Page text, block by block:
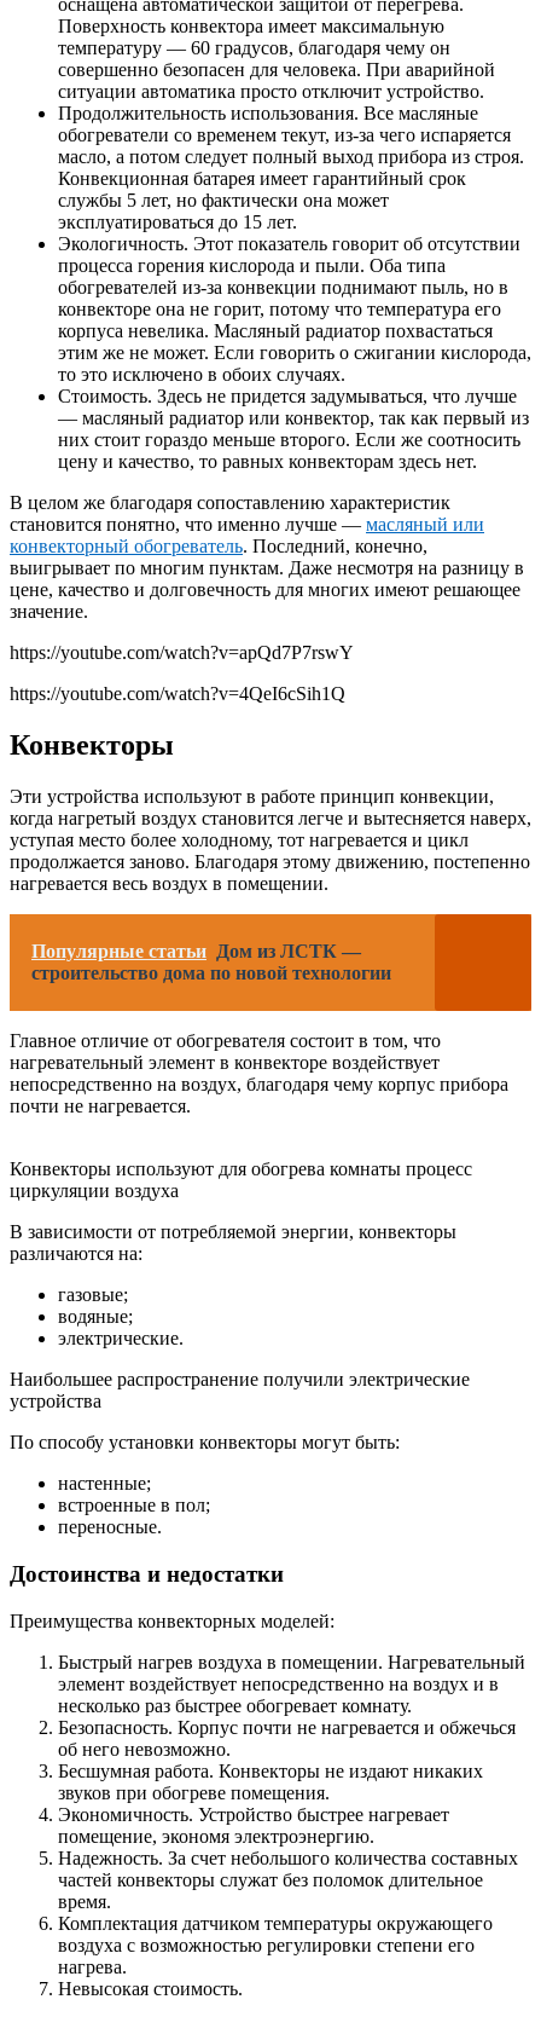
оснащена автоматической защитой от перегрева.
Поверхность конвектора имеет максимальную
температуру — 60 градусов, благодаря чему он
совершенно безопасен для человека. При аварийной
ситуации автоматика просто отключит устройство.
Продолжительность использования. Все масляные
обогреватели со временем текут, из-за чего испаряется
масло, а потом следует полный выход прибора из строя.
Конвекционная батарея имеет гарантийный срок
службы 5 лет, но фактически она может
эксплуатироваться до 15 лет.
Экологичность. Этот показатель говорит об отсутствии
процесса горения кислорода и пыли. Оба типа
обогревателей из-за конвекции поднимают пыль, но в
конвекторе она не горит, потому что температура его
корпуса невелика. Масляный радиатор похвастаться
этим же не может. Если говорить о сжигании кислорода,
то это исключено в обоих случаях.
Стоимость. Здесь не придется задумываться, что лучше
— масляный радиатор или конвектор, так как первый из
них стоит гораздо меньше второго. Если же соотносить
цену и качество, то равных конвекторам здесь нет.
В целом же благодаря сопоставлению характеристик
становится понятно, что именно лучше — масляный или
конвекторный обогреватель. Последний, конечно,
выигрывает по многим пунктам. Даже несмотря на разницу в
цене, качество и долговечность для многих имеют решающее
значение.
https://youtube.com/watch?v=apQd7P7rswY
https://youtube.com/watch?v=4QeI6cSih1Q
Конвекторы
Эти устройства используют в работе принцип конвекции,
когда нагретый воздух становится легче и вытесняется наверх,
уступая место более холодному, тот нагревается и цикл
продолжается заново. Благодаря этому движению, постепенно
нагревается весь воздух в помещении.
Популярные статьи Дом из ЛСТК —
строительство дома по новой технологии
Главное отличие от обогревателя состоит в том, что
нагревательный элемент в конвекторе воздействует
непосредственно на воздух, благодаря чему корпус прибора
почти не нагревается.
Конвекторы используют для обогрева комнаты процесс
циркуляции воздуха
В зависимости от потребляемой энергии, конвекторы
различаются на:
газовые;
водяные;
электрические.
Наибольшее распространение получили электрические
устройства
По способу установки конвекторы могут быть:
настенные;
встроенные в пол;
переносные.
Достоинства и недостатки
Преимущества конвекторных моделей:
Быстрый нагрев воздуха в помещении. Нагревательный
элемент воздействует непосредственно на воздух и в
несколько раз быстрее обогревает комнату.
Безопасность. Корпус почти не нагревается и обжечься
об него невозможно.
Бесшумная работа. Конвекторы не издают никаких
звуков при обогреве помещения.
Экономичность. Устройство быстрее нагревает
помещение, экономя электроэнергию.
Надежность. За счет небольшого количества составных
частей конвекторы служат без поломок длительное
время.
Комплектация датчиком температуры окружающего
воздуха с возможностью регулировки степени его
нагрева.
Невысокая стоимость.